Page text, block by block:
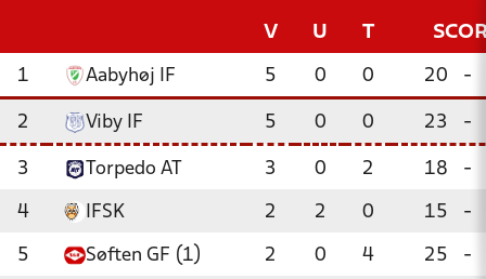
V U T
1 Aabyhøj IF 5 0 0 20 -
2 Viby IF 5 0 0 23 -
3 Torpedo AT 3 0 2 18 -
4 IFSK 2 2 0 15 -
5 Søften GF (1) 2 0 4 25 -